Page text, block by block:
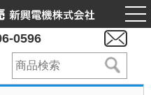
0596